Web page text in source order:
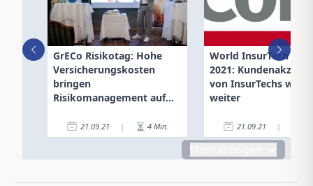
GrECo Risikotag: Hohe
Versicherungskosten
bringen
Risikomanagement auf
21.09.21 | 4 Min.
World InsurTech
2021:
von InsurTechs
weiter
21.09.21 |